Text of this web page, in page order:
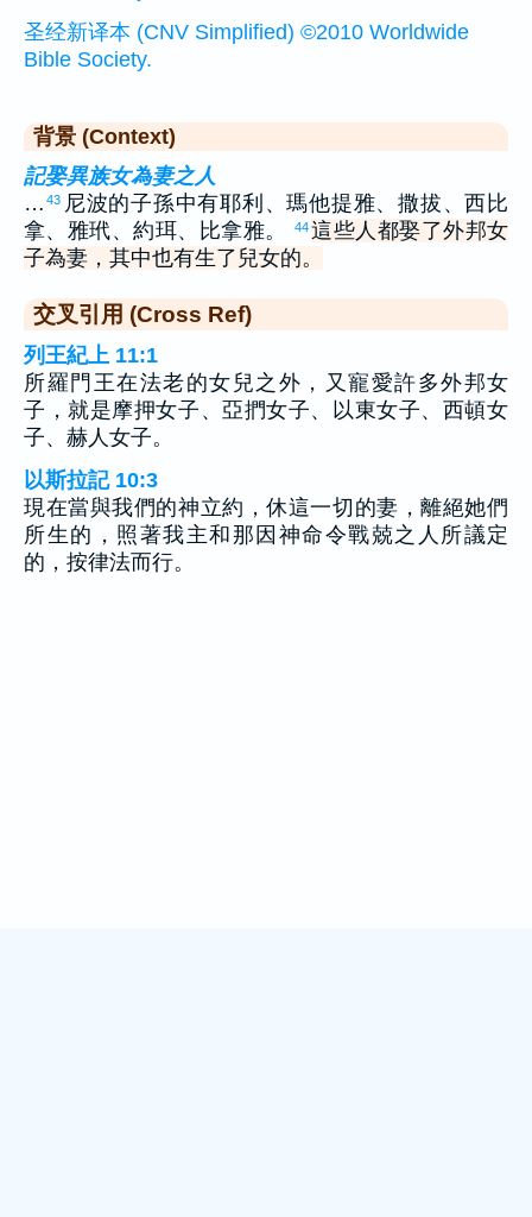
圣经新译本 (CNV Simplified) ©2010 Worldwide
Bible Society.
背景 (Context)
記娶異族女為妻之人
… 43 尼波的子孫中有耶利、瑪他提雅、撒拔、西比
拿、雅玳、約珥、比拿雅。
44這些人都娶了外邦女
子為妻，其中也有生了兒女的。
交叉引用 (Cross Ref)
列王紀上 11:1
所羅門王在法老的女兒之外，又寵愛許多外邦女
子，就是摩押女子、亞捫女子、以東女子、西頓女
子、赫人女子。
以斯拉記 10:3
現在當與我們的神立約，休這一切的妻，離絕她們
所生的，照著我主和那因神命令戰兢之人所議定
的，按律法而行。